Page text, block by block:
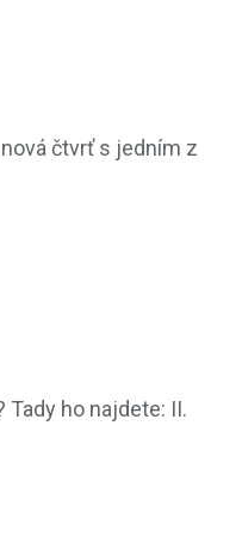
čtvrť s jedním z
Tady ho najdete: II.